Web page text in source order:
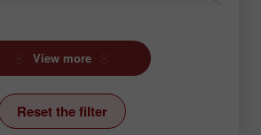
News
View more
Reset the filter